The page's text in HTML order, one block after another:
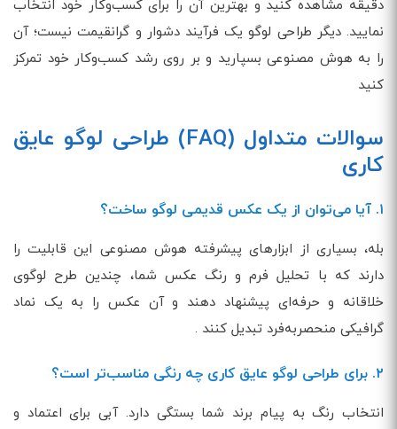
دقیقه مشاهده کنید و بهترین آن را برای کسب‌وکار خود انتخاب
نمایید. دیگر طراحی لوگو یک فرآیند دشوار و گرانقیمت نیست؛ آن
را به هوش مصنوعی بسپارید و بر روی رشد کسب‌وکار خود تمرکز
کنید
سوالات متداول (FAQ) طراحی لوگو عایق
کاری
۱. آیا می‌توان از یک عکس قدیمی لوگو ساخت؟
بله، بسیاری از ابزارهای پیشرفته هوش مصنوعی این قابلیت را
دارند که با تحلیل فرم و رنگ عکس شما، چندین طرح لوگوی
خلاقانه و حرفه‌ای پیشنهاد دهند و آن عکس را به یک نماد
گرافیکی منحصربه‌فرد تبدیل کنند .
۲. برای طراحی لوگو عایق کاری چه رنگی مناسب‌تر است؟
انتخاب رنگ به پیام برند شما بستگی دارد. آبی برای اعتماد و